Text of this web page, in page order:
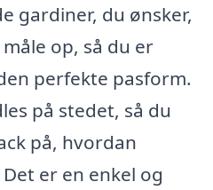
gardiner, du ønsker,
op, så du er
perfekte pasform.
på stedet, så du
på, hvordan
er en enkel og